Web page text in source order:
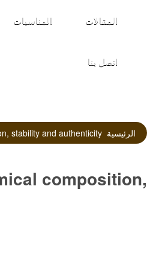
المقالات المناسبات
اتصل بنا
الرئيسية
composition,